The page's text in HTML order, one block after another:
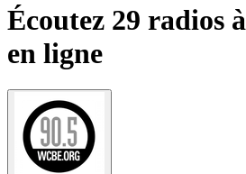
Écoutez 29 radios à
en ligne